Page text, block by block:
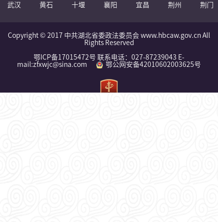
武汉 黄石 十堰 襄阳 宜昌 荆州 荆门
Copyright © 2017 中共湖北省委政法委员会 www.hbcaw.gov.cn All
Rights Reserved
鄂ICP备17015472号 联系电话：027-87239043 E-
mail:zfxwjc@sina.com
鄂公网安备42010602003625号